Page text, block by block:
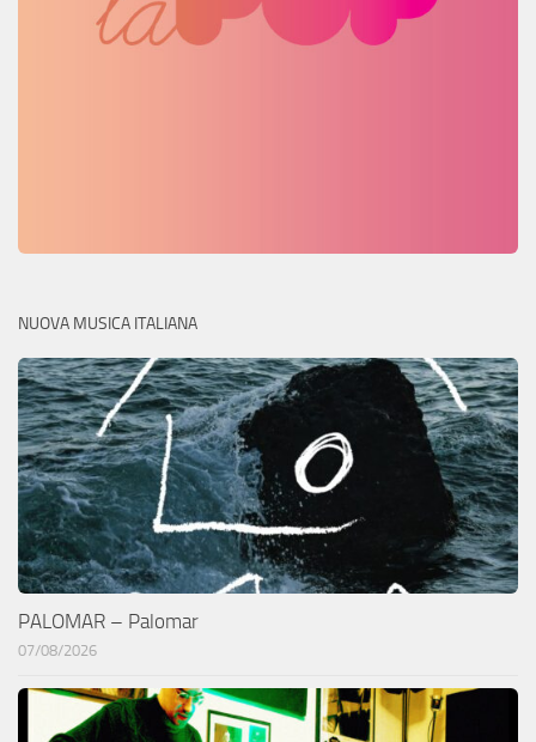
NUOVA MUSICA ITALIANA
PALOMAR – Palomar
07/08/2026